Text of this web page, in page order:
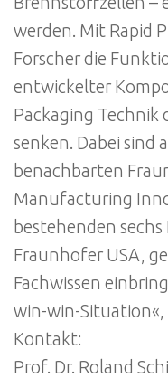
werden. Mit Rapid
Forscher die
entwickelter
Packaging Technik
senken. Dabei sind
benachbarten
Manufacturing
bestehenden
Fraunhofer USA,
Fachwissen
win-win-
Kontakt:
Prof. Dr. Roland